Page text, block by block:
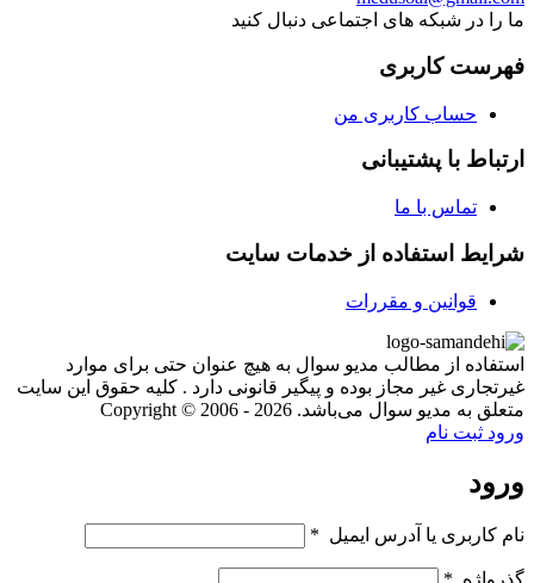
ما را در شبکه های اجتماعی دنبال کنید
فهرست کاربری
حساب کاربری من
ارتباط با پشتیبانی
تماس با ما
شرایط استفاده از خدمات سایت
قوانین و مقررات
استفاده از مطالب مدیو سوال به هیچ عنوان حتی برای موارد
غیرتجاری غیر مجاز بوده و پیگیر قانونی دارد . کلیه حقوق این سایت
متعلق به مدیو سوال می‌باشد. Copyright © 2006 - 2026
ورود ثبت نام
ورود
نام کاربری یا آدرس ایمیل *